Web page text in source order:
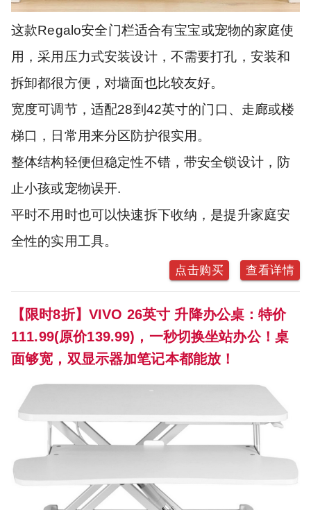
这款Regalo安全门栏适合有宝宝或宠物的家庭使
用，采用压力式安装设计，不需要打孔，安装和
拆卸都很方便，对墙面也比较友好。
宽度可调节，适配28到42英寸的门口、走廊或楼
梯口，日常用来分区防护很实用。
整体结构轻便但稳定性不错，带安全锁设计，防
止小孩或宠物误开.
平时不用时也可以快速拆下收纳，是提升家庭安
全性的实用工具。
点击购买 查看详情
【限时8折】VIVO 26英寸 升降办公桌：特价
111.99(原价139.99)，一秒切换坐站办公！桌
面够宽，双显示器加笔记本都能放！